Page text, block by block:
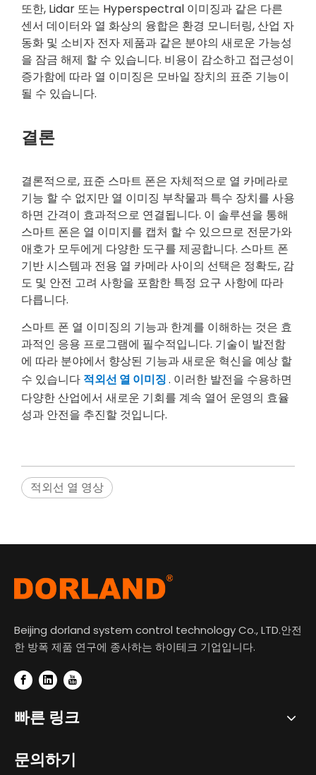
또한, Lidar 또는 Hyperspectral 이미징과 같은 다른
센서 데이터와 열 화상의 융합은 환경 모니터링, 산업 자
동화 및 소비자 전자 제품과 같은 분야의 새로운 가능성
을 잠금 해제 할 수 있습니다. 비용이 감소하고 접근성이
증가함에 따라 열 이미징은 모바일 장치의 표준 기능이
될 수 있습니다.
결론
결론적으로, 표준 스마트 폰은 자체적으로 열 카메라로
기능 할 수 없지만 열 이미징 부착물과 특수 장치를 사용
하면 간격이 효과적으로 연결됩니다. 이 솔루션을 통해
스마트 폰은 열 이미지를 캡처 할 수 있으므로 전문가와
애호가 모두에게 다양한 도구를 제공합니다. 스마트 폰
기반 시스템과 전용 열 카메라 사이의 선택은 정확도, 감
도 및 안전 고려 사항을 포함한 특정 요구 사항에 따라
다릅니다.
스마트 폰 열 이미징의 기능과 한계를 이해하는 것은 효
과적인 응용 프로그램에 필수적입니다. 기술이 발전함
에 따라 분야에서 향상된 기능과 새로운 혁신을 예상 할
수 있습니다 적외선 열 이미징. 이러한 발전을 수용하면
다양한 산업에서 새로운 기회를 계속 열어 운영의 효율
성과 안전을 추진할 것입니다.
적외선 열 영상
Beijing dorland system control technology Co., LTD.안전
한 방폭 제품 연구에 종사하는 하이테크 기업입니다.
빠른 링크
문의하기